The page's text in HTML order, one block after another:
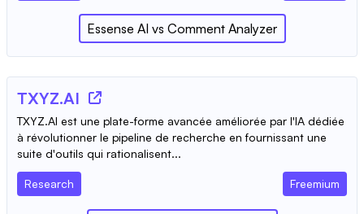
Essense AI vs Comment Analyzer
TXYZ.AI
TXYZ.AI est une plate-forme avancée améliorée par l'IA dédiée
à révolutionner le pipeline de recherche en fournissant une
suite d'outils qui rationalisent...
Research Freemium